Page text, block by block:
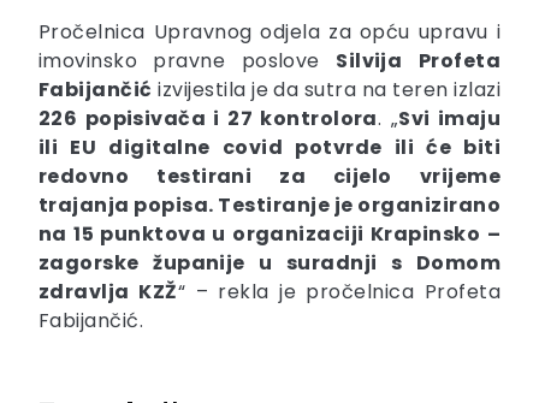
Pročelnica Upravnog odjela za opću upravu i
imovinsko pravne poslove Silvija
Profeta
Fabijančić izvijestila je da sutra na teren izlazi
226 popisivača i 27 kontrolora. „Svi imaju
ili EU digitalne covid potvrde ili će biti
redovno testirani za cijelo vrijeme
trajanja popisa. Testiranje je organizirano
na 15 punktova u organizaciji Krapinsko –
zagorske županije u suradnji s Domom
zdravlja KZŽ“ – rekla je pročelnica Profeta
Fabijančić.